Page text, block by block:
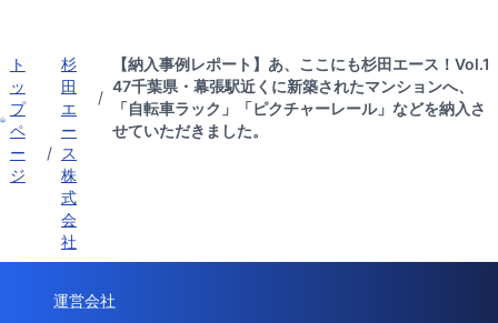
ト
ッ
プ
ペ
ー
ジ
/
杉
田
エ
ー
ス
株
式
会
社
/
【納入事例レポート】あ、ここにも杉田エース！Vol.1
47千葉県・幕張駅近くに新築されたマンションへ、
「自転車ラック」「ピクチャーレール」などを納入さ
せていただきました。
運営会社